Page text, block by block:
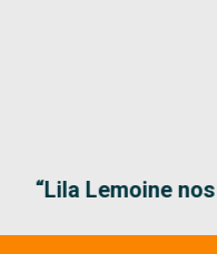
Lemoine nos va